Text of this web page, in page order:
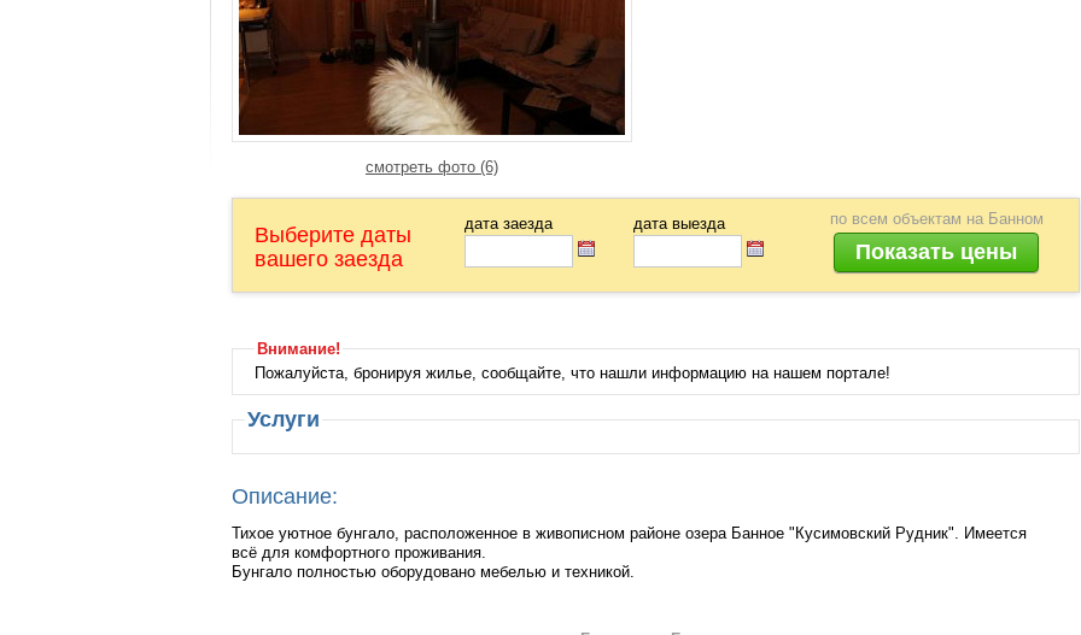
смотреть фото (6)
Выберите даты
вашего заезда
дата заезда дата выезда по всем объектам на Банном
Внимание!
Пожалуйста, бронируя жилье, сообщайте, что нашли информацию на нашем портале!
Услуги
Описание:
Тихое уютное бунгало, расположенное в живописном районе озера Банное "Кусимовский Рудник". Имеется
всё для комфортного проживания.
Бунгало полностью оборудовано мебелью и техникой.